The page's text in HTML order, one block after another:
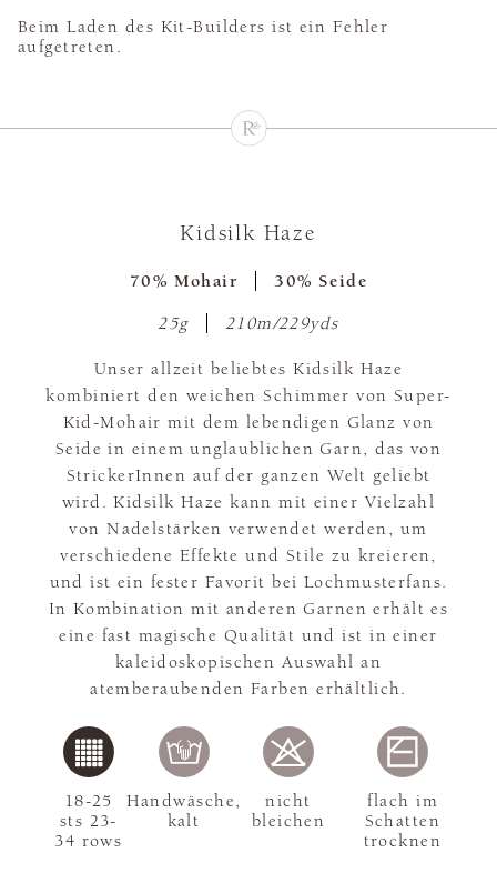
Beim Laden des Kit-Builders ist ein Fehler
aufgetreten.
Kidsilk Haze
70% Mohair 30% Seide
25g 210m/229yds
Unser allzeit beliebtes Kidsilk Haze
kombiniert den weichen Schimmer von Super-
Kid-Mohair mit dem lebendigen Glanz von
Seide in einem unglaublichen Garn, das von
StrickerInnen auf der ganzen Welt geliebt
wird. Kidsilk Haze kann mit einer Vielzahl
von Nadelstärken verwendet werden, um
verschiedene Effekte und Stile zu kreieren,
und ist ein fester Favorit bei Lochmusterfans.
In Kombination mit anderen Garnen erhält es
eine fast magische Qualität und ist in einer
kaleidoskopischen Auswahl an
atemberaubenden Farben erhältlich.
18-25
sts 23-
34 rows
Handwäsche,
kalt
nicht
bleichen
flach im
Schatten
trocknen